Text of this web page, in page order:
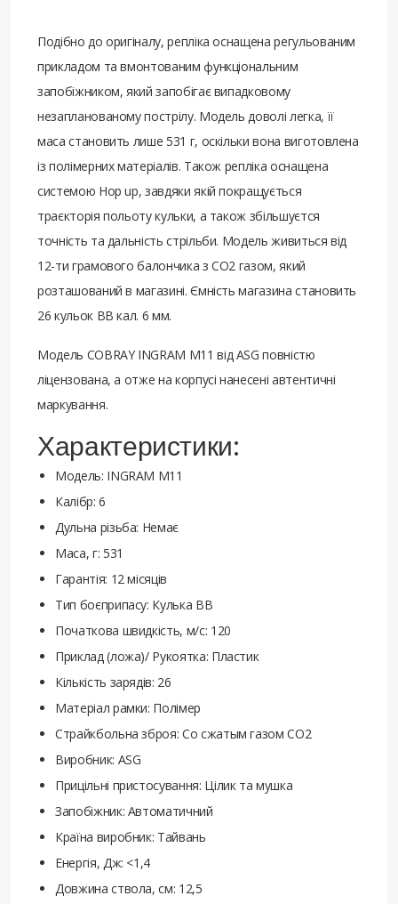
Подібно до оригіналу, репліка оснащена регульованим
прикладом та вмонтованим функціональним
запобіжником, який запобігає випадковому
незапланованому пострілу. Модель доволі легка, її
маса становить лише 531 г, оскільки вона виготовлена
із полімерних матеріалів. Також репліка оснащена
системою Hop up, завдяки якій покращується
траєкторія польоту кульки, а також збільшуєтся
точність та дальність стрільби. Модель живиться від
12-ти грамового балончика з СО2 газом, який
розташований в магазині. Ємність магазина становить
26 кульок ВВ кал. 6 мм.
Модель COBRAY INGRAM M11 від ASG повністю
ліцензована, а отже на корпусі нанесені автентичні
маркування.
Характеристики:
Модель: INGRAM M11
Калібр: 6
Дульна різьба: Немає
Маса, г: 531
Гарантія: 12 місяців
Тип боєприпасу: Кулька ВВ
Початкова швидкість, м/с: 120
Приклад (ложа)/ Рукоятка: Пластик
Кількість зарядів: 26
Матеріал рамки: Полімер
Страйкбольна зброя: Со сжатым газом CO2
Виробник: ASG
Прицільні пристосування: Цілик та мушка
Запобіжник: Автоматичний
Країна виробник: Тайвань
Енергія, Дж: <1,4
Довжина ствола, см: 12,5